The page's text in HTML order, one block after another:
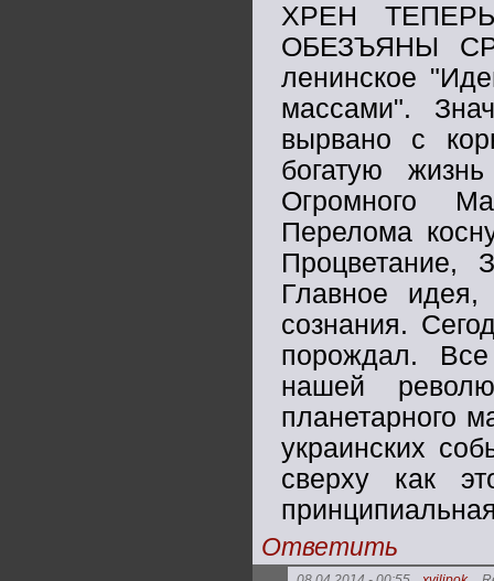
ХРЕН
ОБЕЗЪЯНЫ
ленинское
массами".
вырвано с
богатую
Огромного
Перелома
Процветание,
Главное
сознания.
порождал.
нашей
планетарного
украинских
сверху как
Ответить